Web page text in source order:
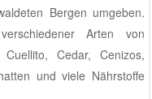
Bergen umgeben.
Arten von
Cedar, Cenizos,
und viele Nährstoffe